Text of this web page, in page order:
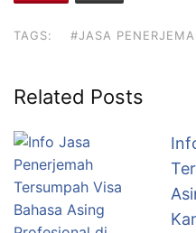
TAGS: #JASA
Related Posts